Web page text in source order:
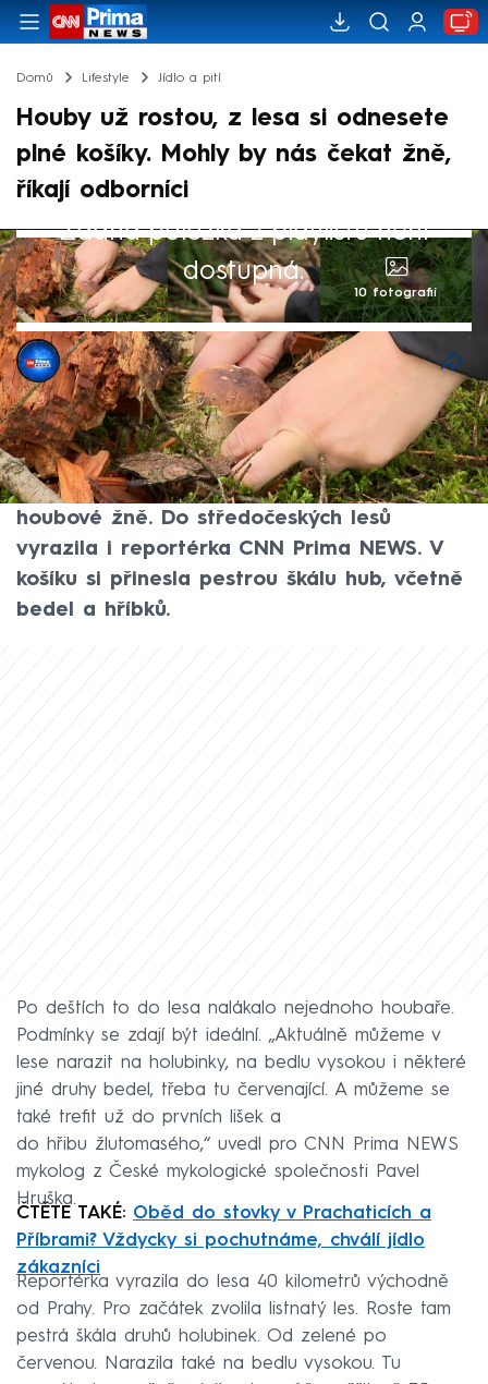
Domů Lifestyle Jídlo a pití
Houby už rostou, z lesa si odnesete
plné košíky. Mohly by nás čekat žně,
říkají odborníci
Žádná položka z playlistu není
dostupná.
10 fotografií
Zuzana Kábelová
1. srp 2025, 08:58
Současné počasí dělá radost houbařům.
Někteří si už konečně nosí z lesů plné
košíky. Podle odborníků by nás mohly čekat
houbové žně. Do středočeských lesů
vyrazila i reportérka CNN Prima NEWS. V
košíku si přinesla pestrou škálu hub, včetně
bedel a hříbků.
Po deštích to do lesa nalákalo nejednoho houbaře.
Podmínky se zdají být ideální. „Aktuálně můžeme v
lese narazit na holubinky, na bedlu vysokou i některé
jiné druhy bedel, třeba tu červenající. A můžeme se
také trefit už do prvních lišek a
do hřibu žlutomasého,“ uvedl pro CNN Prima NEWS
mykolog z České mykologické společnosti Pavel
Hruška.
ČTĚTE TAKÉ: Oběd do stovky v Prachaticích a
Příbrami? Vždycky si pochutnáme, chválí jídlo
zákazníci
Reportérka vyrazila do lesa 40 kilometrů východně
od Prahy. Pro začátek zvolila listnatý les. Roste tam
pestrá škála druhů holubinek. Od zelené po
červenou. Narazila také na bedlu vysokou. Tu